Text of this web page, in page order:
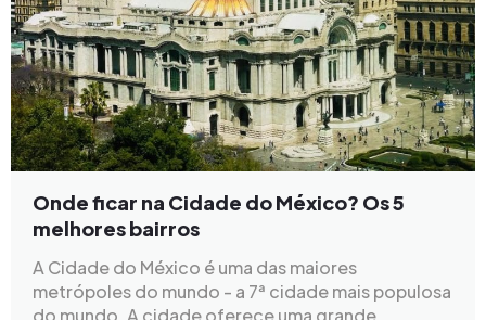
Onde ficar na Cidade do México? Os 5
melhores bairros
A Cidade do México é uma das maiores
metrópoles do mundo - a 7ª cidade mais populosa